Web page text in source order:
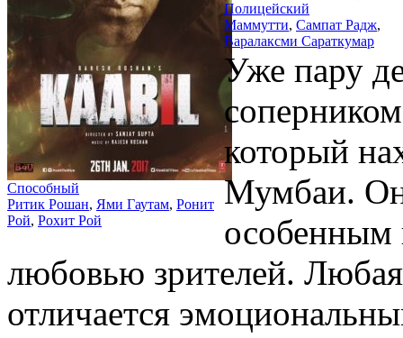
Способный
Ритик Рошан, Ями Гаутам, Ронит
Рой, Рохит Рой
Полицейский
Маммутти, Сампат Радж,
Варалаксми Сараткумар
Уже пару
который
Мумбаи.
особенным
любовью зрителей.
отличается